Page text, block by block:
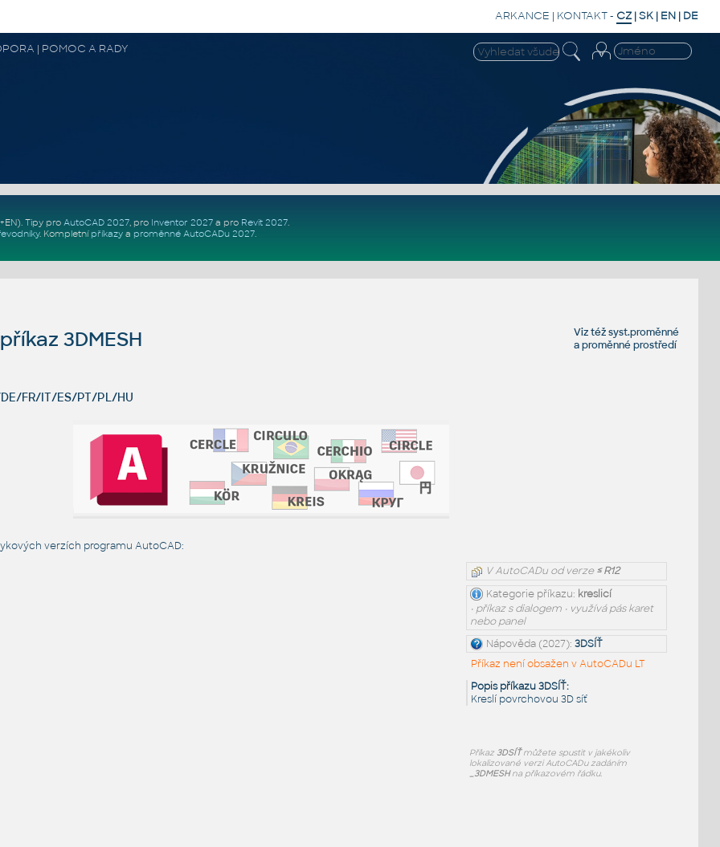
ARKANCE | KONTAKT- CZ |SK | EN | DE
| POMOC A RADY
. Tipy pro AutoCAD 2027, pro Inventor 2027a pro Revit 2027.
. Kompletní příkazya proměnné AutoCADu 2027.
Viz téžsyst.proměnné
aproměnné prostředí
3DMESH
FR/IT/ES/PT/PL/HU
verzích programu AutoCAD:
V AutoCADu od verze≤ R12
Kategorie příkazu: kreslicí
• příkaz s dialogem • využívá pás karet
nebo panel
Nápověda (2027):3DSÍŤ
Příkaz není obsažen v AutoCADu LT
Popis příkazu 3DSÍŤ:
Kreslí povrchovou 3D síť
Příkaz 3DSÍŤmůžete spustit v jakékoliv
lokalizované verzi AutoCADu zadáním
_3DMESHna příkazovém řádku.